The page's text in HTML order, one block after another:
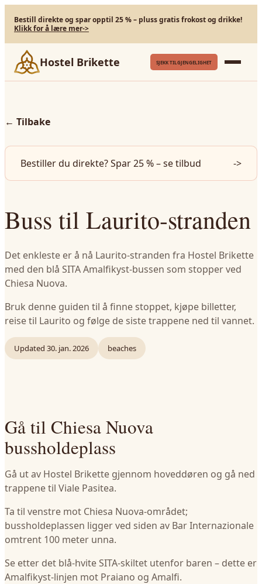
Bestill direkte og spar opptil 25 % – pluss gratis frokost og drikke!
Klikk for å lære mer->
Hostel Brikette SJEKK TILGJENGELIGHET
← Tilbake
Bestiller du direkte? Spar 25 % – se tilbud ->
Buss til Laurito-stranden
Det enkleste er å nå Laurito-stranden fra Hostel Brikette
med den blå SITA Amalfikyst-bussen som stopper ved
Chiesa Nuova.
Bruk denne guiden til å finne stoppet, kjøpe billetter,
reise til Laurito og følge de siste trappene ned til vannet.
Updated 30. jan. 2026 beaches
Gå til Chiesa Nuova
bussholdeplass
Gå ut av Hostel Brikette gjennom hoveddøren og gå ned
trappene til Viale Pasitea.
Ta til venstre mot Chiesa Nuova-området;
bussholdeplassen ligger ved siden av Bar Internazionale
omtrent 100 meter unna.
Se etter det blå-hvite SITA-skiltet utenfor baren – dette er
Amalfikyst-linjen mot Praiano og Amalfi.